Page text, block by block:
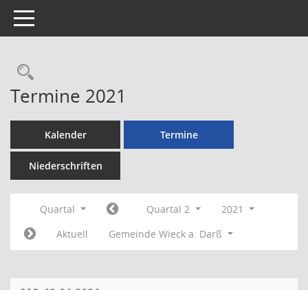
Toggle navigation
Rechercheauswahl
Termine 2021
Kalender Termine
Niederschriften
Quartal Quartal 2
2021
Aktuell
Gemeinde Wieck a. Darß